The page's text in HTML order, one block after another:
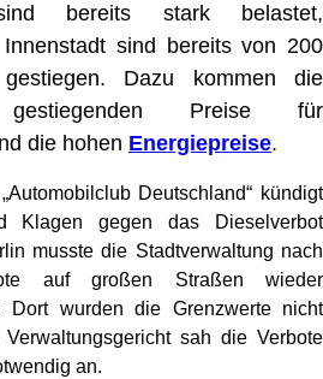
sind bereits stark belastet,
sind bereits von 200
Dazu kommen die
Preise für
die hohen Energiepreise.
Deutschland“ kündigt
Klagen gegen das Dieselverbot
musste die Stadtverwaltung nach
auf großen Straßen wieder
Dort wurden die Grenzwerte nicht
sah die Verbote
an.